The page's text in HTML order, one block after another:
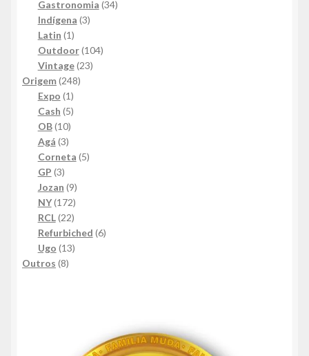
produtos
Gastronomia 3434
Indígena 33
Latin 11
produto
Outdoor 104104
Vintage 2323
Origem 248248
Expo 11
produto
Cash 55
produtos
OB 1010
produtos
Agá 33
produtos
Corneta 55
GP 33
produtos
Jozan 99
produtos
NY 172172
produtos
RCL 2222
produtos
Refurbiched 66
Ugo 1313
Outros 88